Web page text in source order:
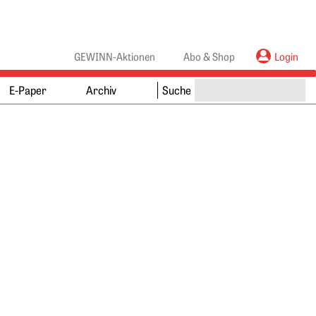
GEWINN-Aktionen Abo & Shop Login
E-Paper Archiv Suche